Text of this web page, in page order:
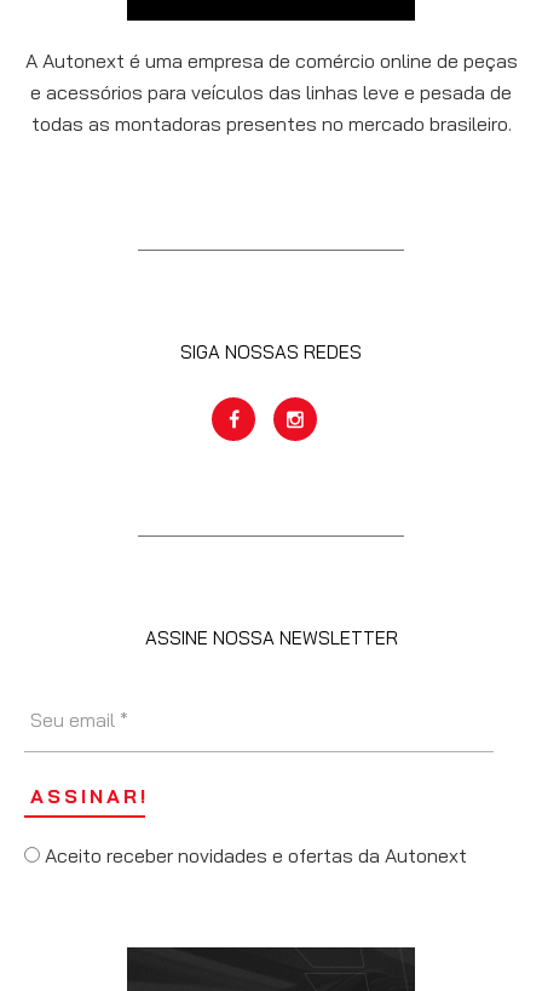
A Autonext é uma empresa de comércio online de peças
e acessórios para veículos das linhas leve e pesada de
todas as montadoras presentes no mercado brasileiro.
SIGA NOSSAS REDES
ASSINE NOSSA NEWSLETTER
Aceito receber novidades e ofertas da Autonext